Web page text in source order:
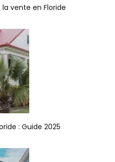
vente en Floride
: Guide 2025